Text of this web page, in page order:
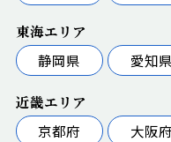
東海エリア
静岡県
愛知県
近畿エリア
京都府
大阪府